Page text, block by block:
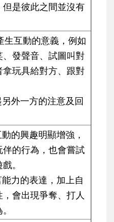
是彼此之間並沒有
生互動的意義，例如
發聲音、試圖叫對
玩具給對方、跟對
外一方的注意及回
的興趣明顯增強，
伴的行為，也會嘗試
。
力的表達，加上自
會出現爭奪、打人